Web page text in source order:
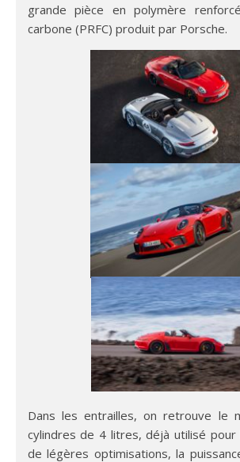
grande pièce en polymère
carbone (PRFC) produit par Porsche.
Dans les entrailles, on retrouve le
cylindres de 4 litres, déjà utilisé pour
de légères optimisations, la